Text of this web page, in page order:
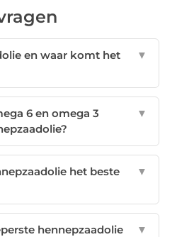
en waar komt het
▼
6 en omega 3
▼
het beste
▼
hennepzaadolie
▼